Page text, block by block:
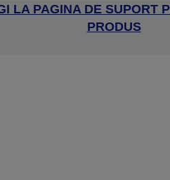
LA PAGINA DE SUPORT
PRODUS